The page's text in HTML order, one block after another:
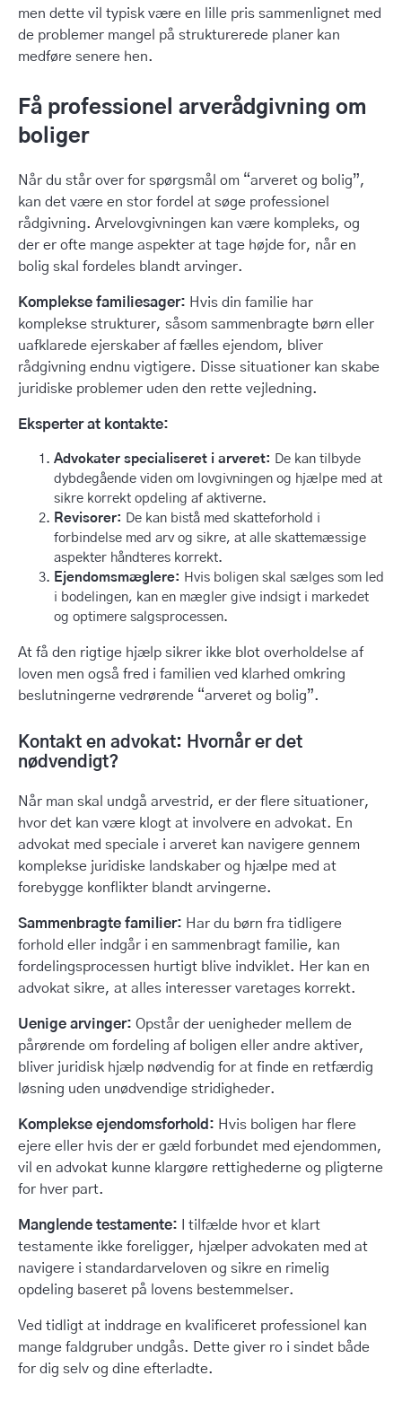
men dette vil typisk være en lille pris sammenlignet med
de problemer mangel på strukturerede planer kan
medføre senere hen.
Få professionel arverådgivning om
boliger
Når du står over for spørgsmål om “arveret og bolig”,
kan det være en stor fordel at søge professionel
rådgivning. Arvelovgivningen kan være kompleks, og
der er ofte mange aspekter at tage højde for, når en
bolig skal fordeles blandt arvinger.
Komplekse familiesager: Hvis din familie har
komplekse strukturer, såsom sammenbragte børn eller
uafklarede ejerskaber af fælles ejendom, bliver
rådgivning endnu vigtigere. Disse situationer kan skabe
juridiske problemer uden den rette vejledning.
Eksperter at kontakte:
Advokater specialiseret i arveret: De kan tilbyde
dybdegående viden om lovgivningen og hjælpe med at
sikre korrekt opdeling af aktiverne.
Revisorer: De kan bistå med skatteforhold i
forbindelse med arv og sikre, at alle skattemæssige
aspekter håndteres korrekt.
Ejendomsmæglere: Hvis boligen skal sælges som led
i bodelingen, kan en mægler give indsigt i markedet
og optimere salgsprocessen.
At få den rigtige hjælp sikrer ikke blot overholdelse af
loven men også fred i familien ved klarhed omkring
beslutningerne vedrørende “arveret og bolig”.
Kontakt en advokat: Hvornår er det
nødvendigt?
Når man skal undgå arvestrid, er der flere situationer,
hvor det kan være klogt at involvere en advokat. En
advokat med speciale i arveret kan navigere gennem
komplekse juridiske landskaber og hjælpe med at
forebygge konflikter blandt arvingerne.
Sammenbragte familier: Har du børn fra tidligere
forhold eller indgår i en sammenbragt familie, kan
fordelingsprocessen hurtigt blive indviklet. Her kan en
advokat sikre, at alles interesser varetages korrekt.
Uenige arvinger: Opstår der uenigheder mellem de
pårørende om fordeling af boligen eller andre aktiver,
bliver juridisk hjælp nødvendig for at finde en retfærdig
løsning uden unødvendige stridigheder.
Komplekse ejendomsforhold: Hvis boligen har flere
ejere eller hvis der er gæld forbundet med ejendommen,
vil en advokat kunne klargøre rettighederne og pligterne
for hver part.
Manglende testamente: I tilfælde hvor et klart
testamente ikke foreligger, hjælper advokaten med at
navigere i standardarveloven og sikre en rimelig
opdeling baseret på lovens bestemmelser.
Ved tidligt at inddrage en kvalificeret professionel kan
mange faldgruber undgås. Dette giver ro i sindet både
for dig selv og dine efterladte.